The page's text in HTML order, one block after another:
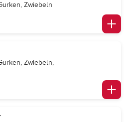
Zwiebeln
Zwiebeln,